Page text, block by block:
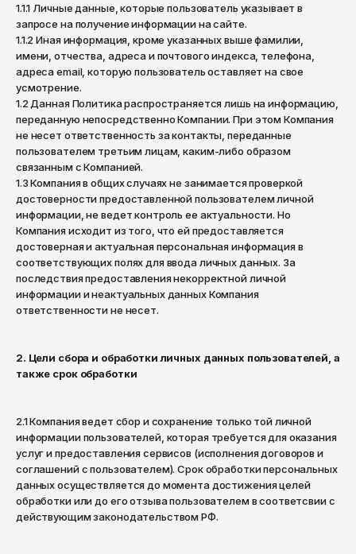
Одежда
Толстовки
Олимпийки
Свитеры
Рубашки
Лонгсливы
Поло
Футболки
Джинсы
Брюки
Шорты
Аксессуары
Шапки
Шарфы
Перчатки
Бомберы
Одежда
Толстовки
Олимпийки
Cвитеры
Рубашки
Платья
Лонгсливы
Поло
Футболки
Брюки
Шорты
Аксессуары
Шапки
Dr. Martens
Eastpak
Ellesse
Fila
Fred Perry
Helly Hansen
Hi-Tec
Hikes
Hoka One One
Huf
Krakatau
Levi's
Li-Ning
Napapijri
1.1.1 Личные данные, которые пользователь указывает в
запросе на получение информации на сайте.
1.1.2 Иная информация, кроме указанных выше фамилии,
имени, отчества, адреса и почтового индекса, телефона,
адреса email, которую пользователь оставляет на свое
усмотрение.
1.2 Данная Политика распространяется лишь на информацию,
переданную непосредственно Компании. При этом Компания
не несет ответственность за контакты, переданные
пользователем третьим лицам, каким-либо образом
связанным с Компанией.
1.3 Компания в общих случаях не занимается проверкой
достоверности предоставленной пользователем личной
информации, не ведет контроль ее актуальности. Но
Компания исходит из того, что ей предоставляется
достоверная и актуальная персональная информация в
соответствующих полях для ввода личных данных. За
последствия предоставления некорректной личной
информации и неактуальных данных Компания
ответственности не несет.
2. Цели сбора и обработки личных данных пользователей, а
также срок обработки
2.1 Компания ведет сбор и сохранение только той личной
информации пользователей, которая требуется для оказания
услуг и предоставления сервисов (исполнения договоров и
соглашений с пользователем). Срок обработки персональных
данных осуществляется до момента достижения целей
обработки или до его отзыва пользователем в соответсвии с
действующим законодательством РФ.
Вологда
Воронеж
Горно-Алтайск
Грозный
Екатеринбург
Иваново
Ижевск
Иркутск
Йошкар-Ола
Казань
Калининград
Калуга
Киров
Кострома
Краснодар
Красноярск
Курган
Курск